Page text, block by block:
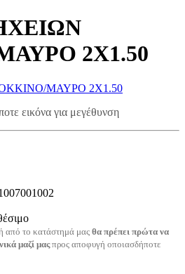
2Χ1.50
εικόνα για μεγέθυνση
από το κατάστημά μας θα πρέπει πρώτα να
μαζί μαςπρος αποφυγή οποιασδήποτε